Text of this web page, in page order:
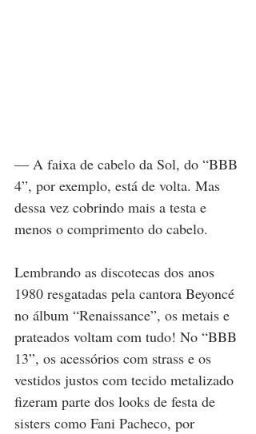
— A faixa de cabelo da Sol, do “BBB
4”, por exemplo, está de volta. Mas
dessa vez cobrindo mais a testa e
menos o comprimento do cabelo.
Lembrando as discotecas dos anos
1980 resgatadas pela cantora Beyoncé
no álbum “Renaissance”, os metais e
prateados voltam com tudo! No “BBB
13”, os acessórios com strass e os
vestidos justos com tecido metalizado
fizeram parte dos looks de festa de
sisters como Fani Pacheco, por